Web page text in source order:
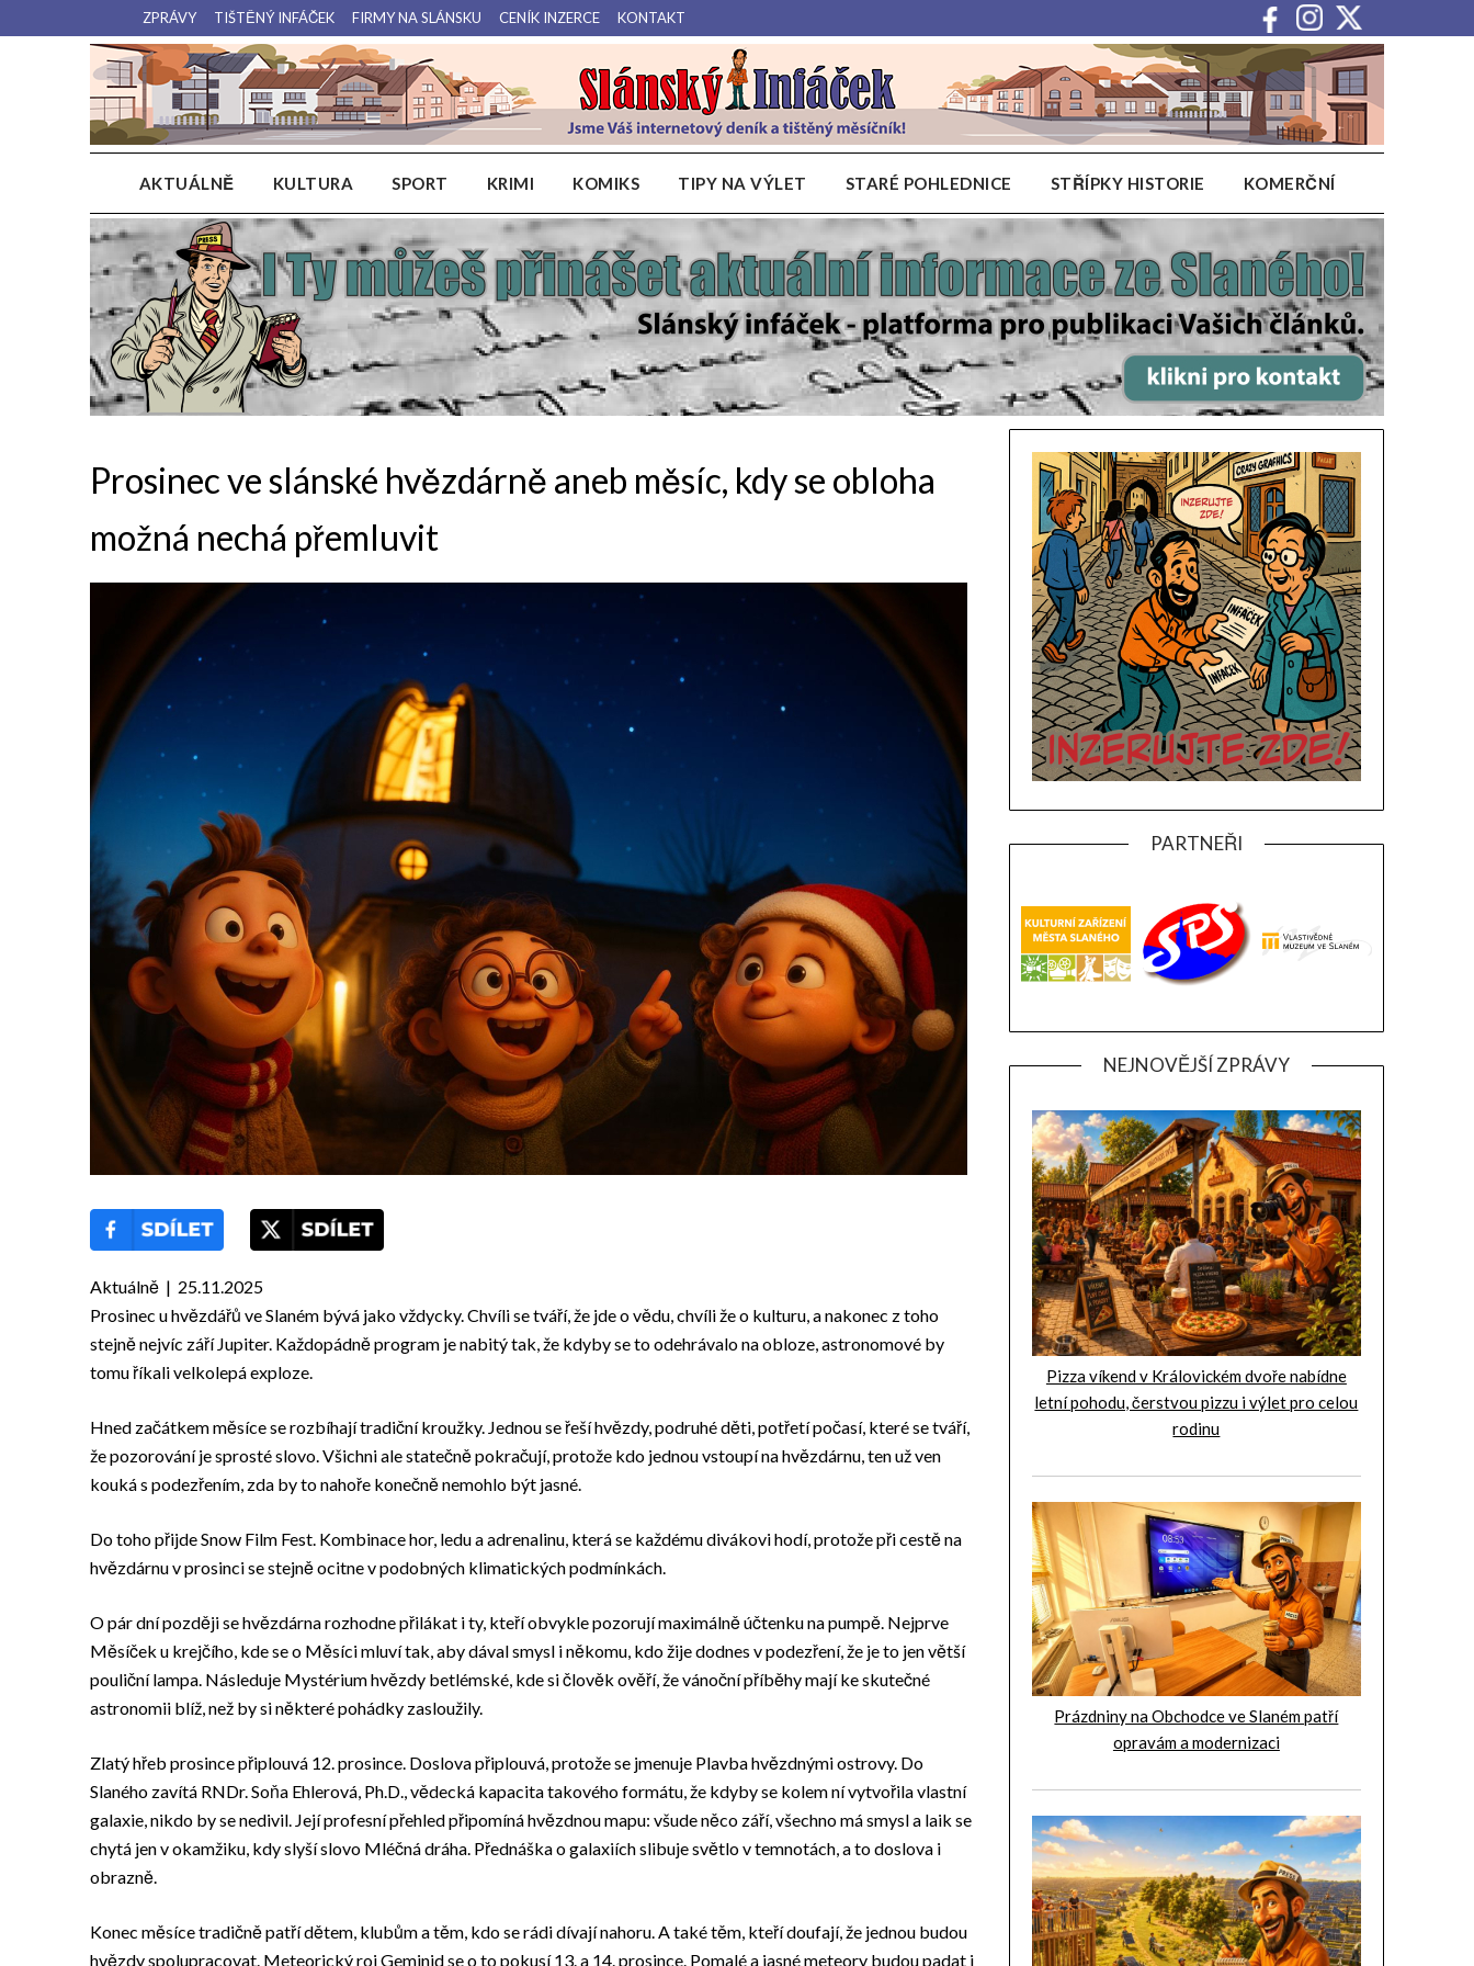
na
ZPRÁVY TIŠTĚNÝ INFÁČEK FIRMY NA SLÁNSKU CENÍK INZERCE KONTAKT
Slánský Infáček
Váš internetový deník a tištěný měsíčník pro Slánsko, Kladensko a Lounsko.
AKTUÁLNĚ KULTURA SPORT KRIMI KOMIKS TIPY NA VÝLET STARÉ POHLEDNICE STŘÍPKY HISTORIE KOMERČNÍ
Prosinec ve slánské hvězdárně aneb měsíc, kdy se obloha
možná nechá přemluvit
Aktuálně | 25.11.2025
Prosinec u hvězdářů ve Slaném bývá jako vždycky. Chvíli se tváří, že jde o vědu, chvíli že o kulturu, a nakonec z toho
stejně nejvíc září Jupiter. Každopádně program je nabitý tak, že kdyby se to odehrávalo na obloze, astronomové by
tomu říkali velkolepá exploze.
Hned začátkem měsíce se rozbíhají tradiční kroužky. Jednou se řeší hvězdy, podruhé děti, potřetí počasí, které se tváří,
že pozorování je sprosté slovo. Všichni ale statečně pokračují, protože kdo jednou vstoupí na hvězdárnu, ten už ven
kouká s podezřením, zda by to nahoře konečně nemohlo být jasné.
Do toho přijde Snow Film Fest. Kombinace hor, ledu a adrenalinu, která se každému divákovi hodí, protože při cestě na
hvězdárnu v prosinci se stejně ocitne v podobných klimatických podmínkách.
O pár dní později se hvězdárna rozhodne přilákat i ty, kteří obvykle pozorují maximálně účtenku na pumpě. Nejprve
Měsíček u krejčího, kde se o Měsíci mluví tak, aby dával smysl i někomu, kdo žije dodnes v podezření, že je to jen větší
pouliční lampa. Následuje Mystérium hvězdy betlémské, kde si člověk ověří, že vánoční příběhy mají ke skutečné
astronomii blíž, než by si některé pohádky zasloužily.
Zlatý hřeb prosince připlouvá 12. prosince. Doslova připlouvá, protože se jmenuje Plavba hvězdnými ostrovy. Do
Slaného zavítá RNDr. Soňa Ehlerová, Ph.D., vědecká kapacita takového formátu, že kdyby se kolem ní vytvořila vlastní
galaxie, nikdo by se nedivil. Její profesní přehled připomíná hvězdnou mapu: všude něco září, všechno má smysl a laik se
chytá jen v okamžiku, kdy slyší slovo Mléčná dráha. Přednáška o galaxiích slibuje světlo v temnotách, a to doslova i
obrazně.
Konec měsíce tradičně patří dětem, klubům a těm, kdo se rádi dívají nahoru. A také těm, kteří doufají, že jednou budou
hvězdy spolupracovat. Meteorický roj Geminid se o to pokusí 13. a 14. prosince. Pomalé a jasné meteory budou padat i
PARTNEŘI
NEJNOVĚJŠÍ ZPRÁVY
Pizza víkend v Královickém dvoře nabídne
letní pohodu, čerstvou pizzu i výlet pro celou
rodinu
Prázdniny na Obchodce ve Slaném patří
opravám a modernizaci